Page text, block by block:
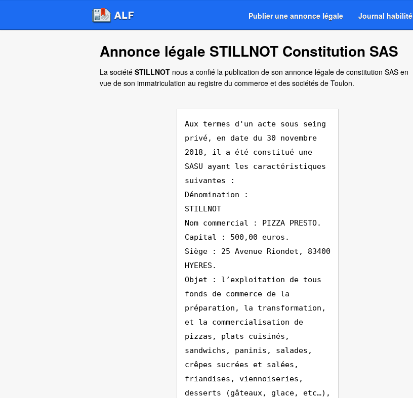
Publier une annonce légale Journal habilité
Annonce légale STILLNOT Constitution SAS
La société STILLNOT nous a confié la publication de son annonce légale de constitution SAS en
vue de son immatriculation au registre du commerce et des sociétés de Toulon.
Aux termes d'un acte sous seing
privé, en date du 30 novembre
2018, il a été constitué une
SASU ayant les caractéristiques
suivantes :
Dénomination :
STILLNOT
Nom commercial : PIZZA PRESTO.
Capital : 500,00 euros.
Siège : 25 Avenue Riondet, 83400
HYERES.
Objet : l’exploitation de tous
fonds de commerce de la
préparation, la transformation,
et la commercialisation de
pizzas, plats cuisinés,
sandwichs, paninis, salades,
crêpes sucrées et salées,
friandises, viennoiseries,
desserts (gâteaux, glace, etc…),